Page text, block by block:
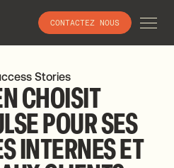
CONTACTEZ NOUS
Stories
CHOISIT
POURSES
INTERNESET